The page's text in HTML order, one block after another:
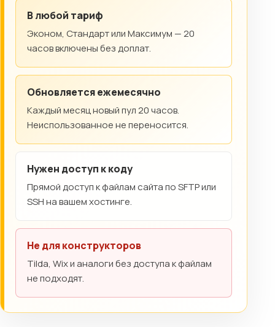
В любой тариф
Эконом, Стандарт или Максимум — 20
часов включены без доплат.
Обновляется ежемесячно
Каждый месяц новый пул 20 часов.
Неиспользованное не переносится.
Нужен доступ к коду
Прямой доступ к файлам сайта по SFTP или
SSH на вашем хостинге.
Не для конструкторов
Tilda, Wix и аналоги без доступа к файлам
не подходят.